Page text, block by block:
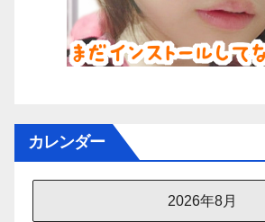
カレンダー
2026年8月